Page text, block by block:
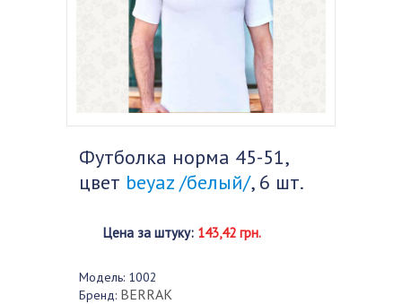
Футболка норма 45-51,
цвет beyaz /белый/, 6 шт.
Цена за штуку: 143,42 грн.
Модель: 1002
Бренд: BERRAK